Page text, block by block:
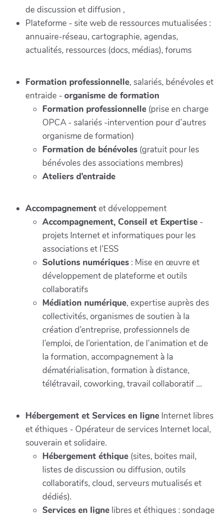
de discussion et diffusion ,
Plateforme - site web de ressources mutualisées :
annuaire-réseau, cartographie, agendas,
actualités, ressources (docs, médias), forums
Formation professionnelle, salariés, bénévoles et
entraide - organisme de formation
Formation professionnelle (prise en charge
OPCA - salariés -intervention pour d’autres
organisme de formation)
Formation de bénévoles (gratuit pour les
bénévoles des associations membres)
Ateliers d’entraide
Accompagnementet développement
Accompagnement, Conseil et Expertise -
projets Internet et informatiques pour les
associations et l’ESS
Solutions numériques : Mise en œuvre et
développement de plateforme et outils
collaboratifs
Médiation numérique, expertise auprès des
collectivités, organismes de soutien à la
création d’entreprise, professionnels de
l’emploi, de l’orientation, de l’animation et de
la formation, accompagnement à la
dématérialisation, formation à distance,
télétravail, coworking, travail collaboratif ...
Hébergement et Services en ligne Internet libres
et éthiques - Opérateur de services Internet local,
souverain et solidaire.
Hébergement éthique (sites, boites mail,
listes de discussion ou diffusion, outils
collaboratifs, cloud, serveurs mutualisés et
dédiés).
Services en ligne libres et éthiques : sondage